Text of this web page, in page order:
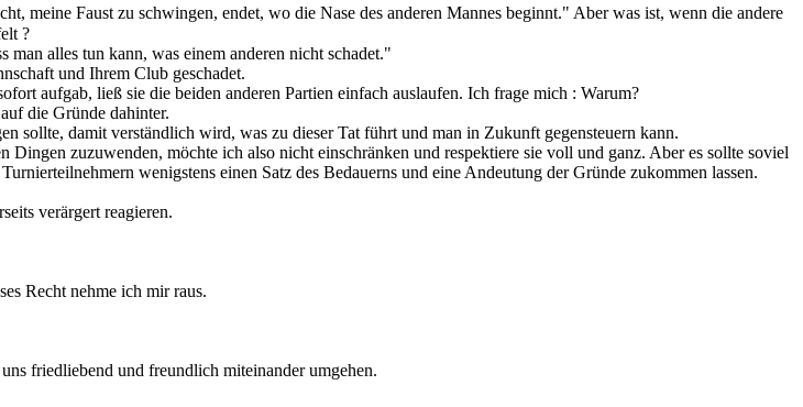
meine Faust zu schwingen, endet, wo die Nase des anderen Mannes beginnt." Aber was ist, wenn die andere
?
alles tun kann, was einem anderen nicht schadet."
und Ihrem Club geschadet.
aufgab, ließ sie die beiden anderen Partien einfach auslaufen. Ich frage mich : Warum?
die Gründe dahinter.
sollte, damit verständlich wird, was zu dieser Tat führt und man in Zukunft gegensteuern kann.
zuzuwenden, möchte ich also nicht einschränken und respektiere sie voll und ganz. Aber es sollte soviel
wenigstens einen Satz des Bedauerns und eine Andeutung der Gründe zukommen lassen.
verärgert reagieren.
Recht nehme ich mir raus.
friedliebend und freundlich miteinander umgehen.